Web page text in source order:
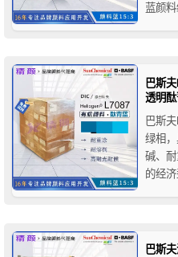
蓝颜料
稳定
品着
巴斯
透明
巴斯
绿相
碱、
的经
巴斯